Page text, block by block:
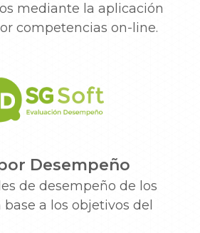
mediante la aplicación
competencias on-line.
Desempeño
de desempeño de los
a los objetivos del